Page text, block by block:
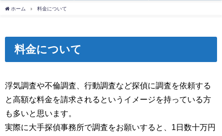
ホーム 料金について
料金について
浮気調査や不倫調査、行動調査など探偵に調査を依頼する
と高額な料金を請求されるというイメージを持っている方
も多いと思います。
実際に大手探偵事務所で調査をお願いすると、1日数十万円